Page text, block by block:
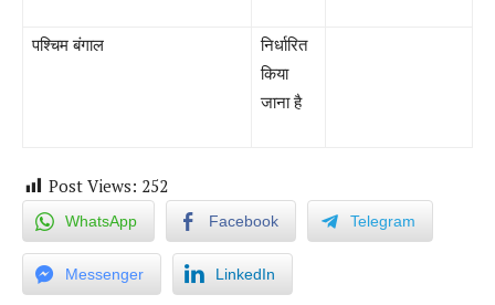
पश्चिम बंगाल
निर्धारित
किया
जाना है
Post Views: 252
WhatsApp Facebook Telegram
Messenger LinkedIn